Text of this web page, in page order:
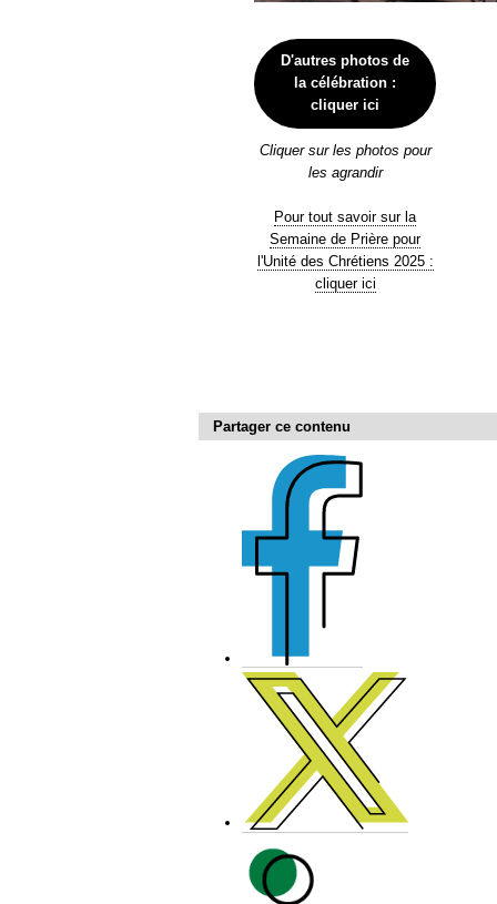
D'autres photos de
la célébration :
cliquer ici
Cliquer sur les photos pour
les agrandir
Pour tout savoir sur la
Semaine de Prière pour
l'Unité des Chrétiens 2025 :
cliquer ici
Partager ce contenu